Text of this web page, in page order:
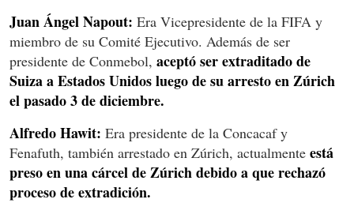
Juan Ángel Napout: Era Vicepresidente de la FIFA y
miembro de su Comité Ejecutivo. Además de ser
presidente de Conmebol, aceptó ser extraditado de
Suiza a Estados Unidos luego de su arresto en Zúrich
el pasado 3 de diciembre.
Alfredo Hawit: Era presidente de la Concacaf y
Fenafuth, también arrestado en Zúrich, actualmente está
preso en una cárcel de Zúrich debido a que rechazó
proceso de extradición.